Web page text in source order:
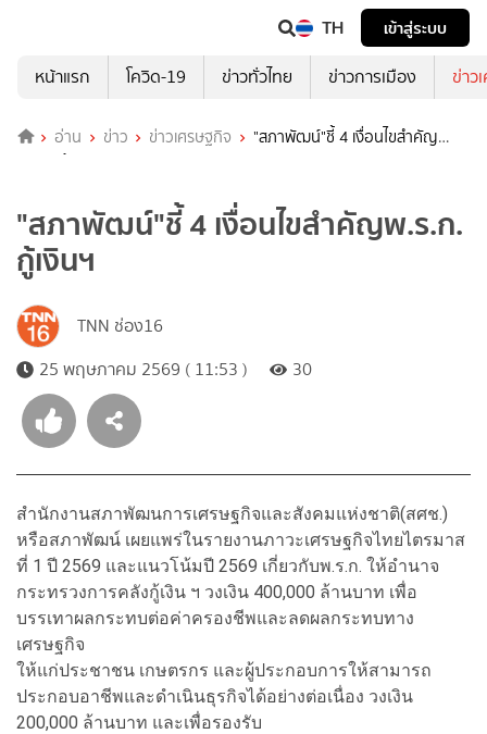
TH
เข้าสู่ระบบ
หน้าแรก
โควิด-19 ข่าวทั่วไทย ข่าวการเมือง ข่าว
อ่าน ข่าว ข่าวเศรษฐกิจ
"สภาพัฒน์"ชี้ 4 เงื่อนไขสำคัญ
พ.ร.ก. กู้เงินฯ
"สภาพัฒน์"ชี้ 4 เงื่อนไขสำคัญพ.ร.ก.
กู้เงินฯ
TNN ช่อง16
25 พฤษภาคม 2569 ( 11:53 )
30
สำนักงานสภาพัฒนการเศรษฐกิจและสังคมแห่งชาติ(สศช.)
หรือสภาพัฒน์ เผยแพร่ในรายงานภาวะเศรษฐกิจไทยไตรมาส
ที่ 1 ปี 2569 และแนวโน้มปี 2569 เกี่ยวกับพ.ร.ก. ให้อำนาจ
กระทรวงการคลังกู้เงิน ฯ วงเงิน 400,000 ล้านบาท เพื่อ
บรรเทาผลกระทบต่อค่าครองชีพและลดผลกระทบทาง
เศรษฐกิจ
ให้แก่ประชาชน เกษตรกร และผู้ประกอบการให้สามารถ
ประกอบอาชีพและดำเนินธุรกิจได้อย่างต่อเนื่อง วงเงิน
200,000 ล้านบาท และเพื่อรองรับ